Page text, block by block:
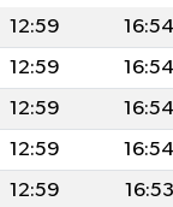
12:59 16:54
12:59 16:54
12:59 16:54
12:59 16:54
12:59 16:53